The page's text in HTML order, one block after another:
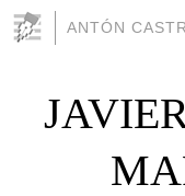
ANTÓN